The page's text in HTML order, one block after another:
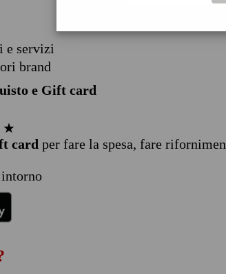
e servizi
brand
e Gift card
★
card per fare la spesa, fare